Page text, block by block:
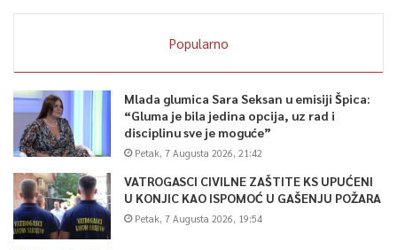
Popularno
Mlada glumica Sara Seksan u emisiji Špica:
“Gluma je bila jedina opcija, uz rad i
disciplinu sve je moguće”
Petak, 7 Augusta 2026, 21:42
VATROGASCI CIVILNE ZAŠTITE KS UPUĆENI
U KONJIC KAO ISPOMOĆ U GAŠENJU POŽARA
Petak, 7 Augusta 2026, 19:54